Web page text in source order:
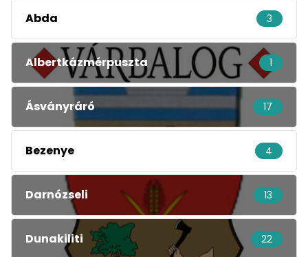
Abda 3
Albertkázmérpuszta 1
Ásványráró 17
Bezenye 4
Darnózseli 13
Dunakiliti 22